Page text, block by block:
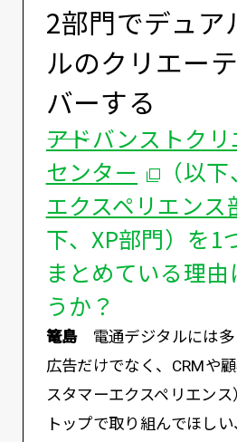
2部門でデュア
ルのクリエー
バーする
アドバンストク
センター
（以
エクスペリエンス
下、XP部門）を1
まとめている理由
うか？
篭島電通デジタルには多
広告だけでなく、CRMや
スタマーエクスペリエン
トップで取り組んでほし